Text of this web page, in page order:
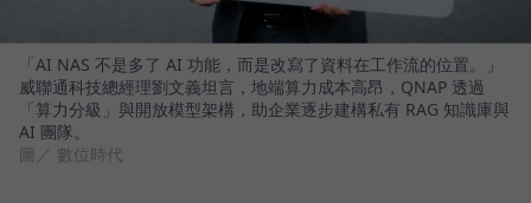
「AI NAS 不是多了 AI 功能，而是改寫了資料在工作流的位置。」
威聯通科技總經理劉文義坦言，地端算力成本高昂，QNAP 透過
「算力分級」與開放模型架構，助企業逐步建構私有 RAG 知識庫與
AI 團隊。
圖／ 數位時代